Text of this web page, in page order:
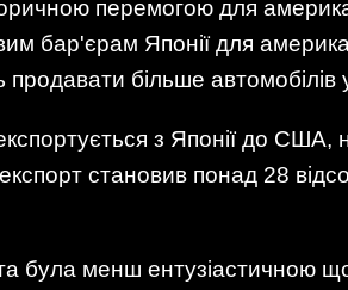
перемогою для
бар'єрам Японії для
більше автомобілів
з Японії до
становив понад 28
була менш ентузіастичною